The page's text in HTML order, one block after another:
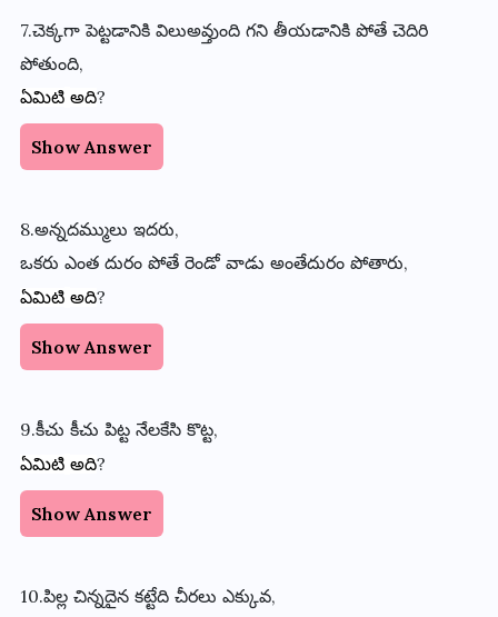
7.చెక్కగా పెట్టడానికి విలుఅవ్తుంది గని తీయడానికి పోతే చెదిరి
పోతుంది,
ఏమిటి అది?
Show Answer
8.అన్నదమ్ములు ఇదరు,
ఒకరు ఎంత దురం పోతే రెండో వాడు అంతేదురం పోతారు,
ఏమిటి అది?
Show Answer
9.కీచు కీచు పిట్ట నేలకేసి కొట్ట,
ఏమిటి అది?
Show Answer
10.పిల్ల చిన్నదైన కట్టేది చీరలు ఎక్కువ,